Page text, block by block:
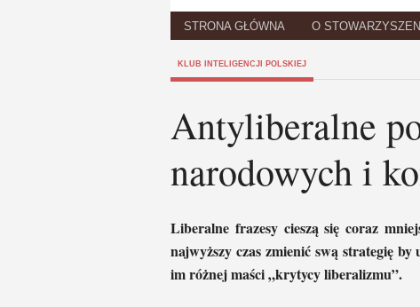
STRONA GŁÓWNA O
KLUB INTELIGENCJI POLSKIEJ
Antyliberalne
narodowych i
Liberalne frazesy cieszą się coraz
najwyższy czas zmienić swą strategię
im różnej maści „krytycy liberalizmu”.